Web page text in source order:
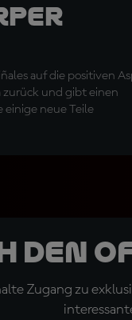
auf die positiven
zurück und gibt einen
einige neue Teile
den
Zugang zu